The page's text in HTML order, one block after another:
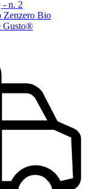
n. 2
Zenzero Bio
Gusto®